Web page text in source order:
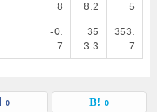
8
8.2
5
-0.
7
35
3.3
353.
7
0 0